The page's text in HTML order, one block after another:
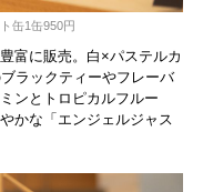
缶1缶950円
富に販売。白×パステルカ
ラックティーやフレーバ
ンとトロピカルフルー
かな「エンジェルジャス